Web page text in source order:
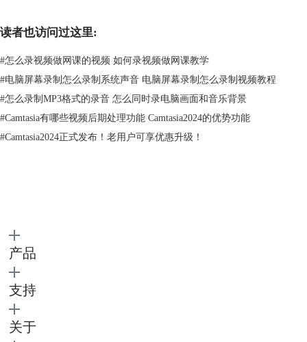
接设备音源，设置完毕，单击“rec”开始录制。
录制结束，单击录制控制条“停止”按钮，软件自动重启。已录制内容将出
现在“媒体库”内，于时间轴位置也会自动生成视频轨道。
下面来看看如何对已录制内容进行剪辑吧。
二、剪辑视频
读者也访问过这里:
#怎么录视频做网课的视频 如何录视频做网课教学
#电脑屏幕录制怎么录制系统声音 电脑屏幕录制怎么录制视频教程
#怎么录制MP3格式的录音 怎么同时录电脑画面和音乐背景
#Camtasia有哪些视频后期处理功能 Camtasia2024的优势功能
#Camtasia2024正式发布！老用户可享优惠升级！
产品
支持
关于